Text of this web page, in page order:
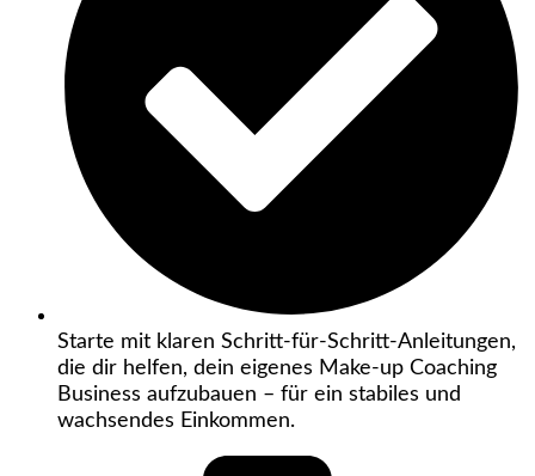
Starte mit klaren Schritt-für-Schritt-Anleitungen,
die dir helfen, dein eigenes Make-up Coaching
Business aufzubauen – für ein stabiles und
wachsendes Einkommen.